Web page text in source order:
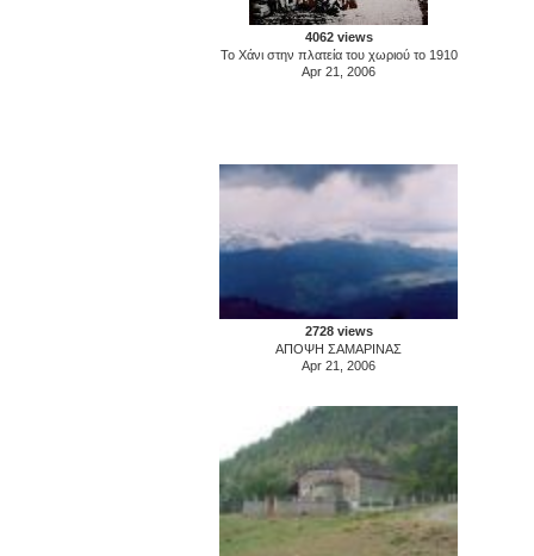
4062 views
Το Χάνι στην πλατεία του χωριού το 1910
Apr 21, 2006
2728 views
ΑΠΟΨΗ ΣΑΜΑΡΙΝΑΣ
Apr 21, 2006